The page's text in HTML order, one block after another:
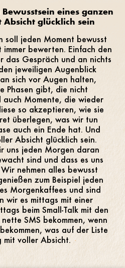
eines ganzen
Absicht glücklich sein
soll jeden Moment bewusst
bewerten. Einfach den
das Gespräch und an nichts
jeweiligen Augenblick
sich vor Augen halten,
Phasen gibt, die nicht
auch Momente, die wieder
so akzeptieren, wie sie
überlegen, was wir tun
auch ein Ende hat. Und
Absicht glücklich sein.
uns jeden Morgen daran
sind und dass es uns
nehmen alles bewusst
zum Beispiel jeden
Morgenkaffees und sind
wir es mittags mit einer
beim Small-Talk mit den
SMS bekommen, wenn
was auf der Liste
mit voller Absicht.